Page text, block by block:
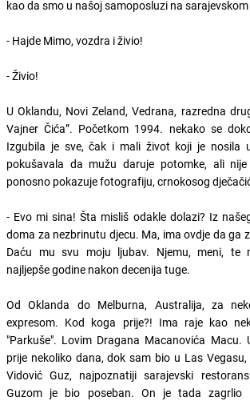
kao da smo u našoj samoposluzi na
- Hajde Mimo, vozdra i živio!
- Živio!
U Oklandu, Novi Zeland, Vedrana, razredna
Vajner Čića”. Početkom 1994. nekako se
Izgubila je sve, čak i mali život koji je nosila
pokušavala da mužu daruje potomke, ali
ponosno pokazuje fotografiju, crnokosog
- Evo mi sina! Šta misliš odakle dolazi? Iz
doma za nezbrinutu djecu. Ma, ima ovdje da ga
Daću mu svu moju ljubav. Njemu, meni, te
najljepše godine nakon decenija tuge.
Od Oklanda do Melburna, Australija, za
expresom. Kod koga prije?! Ima raje kao
"Parkuše". Lovim Dragana Macanovića Macu.
prije nekoliko dana, dok sam bio u Las
Vidović Guz, najpoznatiji sarajevski
Guzom je bio poseban. On je tada zagrlio